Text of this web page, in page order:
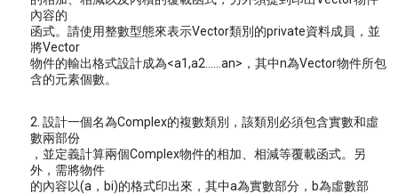
內容的
函式。請使用整數型態來表示Vector類別的private資料成員，並
將Vector
物件的輸出格式設計成為<a1,a2……an>，其中n為Vector物件所包
含的元素個數。
2. 設計一個名為Complex的複數類別，該類別必須包含實數和虛
數兩部份
，並定義計算兩個Complex物件的相加、相減等覆載函式。另
外，需將物件
的內容以(a，bi)的格式印出來，其中a為實數部分，b為虛數部